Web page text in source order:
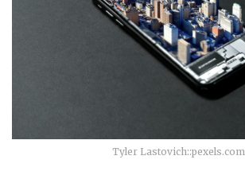
Tyler Lastovich::pexels.com